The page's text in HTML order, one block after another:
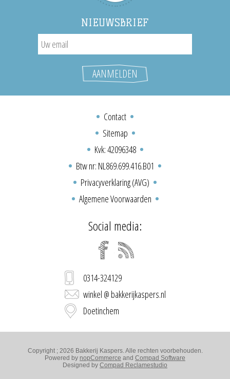
NIEUWSBRIEF
Contact
Sitemap
Kvk: 42096348
Btw nr: NL869.699.416.B01
Privacyverklaring (AVG)
Algemene Voorwaarden
Social media:
0314-324129
winkel @ bakkerijkaspers.nl
Doetinchem
Copyright ; 2026 Bakkerij Kaspers. Alle rechten voorbehouden.
Powered by nopCommerce and Compad Software
Designed by Compad Reclamestudio